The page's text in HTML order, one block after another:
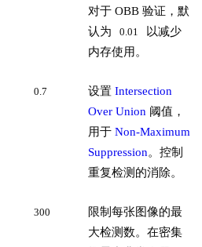
对于 OBB 验证，默
认为
0.01
以减少
内存使用。
0.7 设置 Intersection
Over Union 阈值，
用于 Non-Maximum
Suppression。控制
重复检测的消除。
300
限制每张图像的最
大检测数。在密集